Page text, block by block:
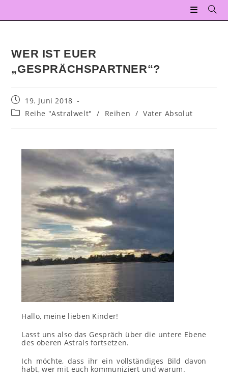
WER IST EUER
„GESPRÄCHSPARTNER“?
19. Juni 2018
Reihe "Astralwelt"
/ Reihen / Vater Absolut
Hallo, meine lieben Kinder!
Lasst uns also das Gespräch über die untere Ebene
des oberen Astrals fortsetzen.
Ich möchte, dass ihr ein vollständiges Bild davon
habt, wer mit euch kommuniziert und warum.